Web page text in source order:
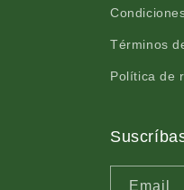
Términos
Política de
Email